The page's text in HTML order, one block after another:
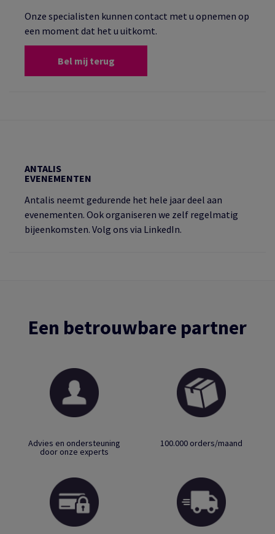
Onze specialisten kunnen contact met u opnemen op
een moment dat het u uitkomt.
Bel mij terug
ANTALIS
EVENEMENTEN
Antalis neemt gedurende het hele jaar deel aan
evenementen. Ook organiseren we zelf regelmatig
bijeenkomsten. Volg ons via LinkedIn.
Een betrouwbare partner
Advies en ondersteuning
door onze experts
100.000 orders/maand